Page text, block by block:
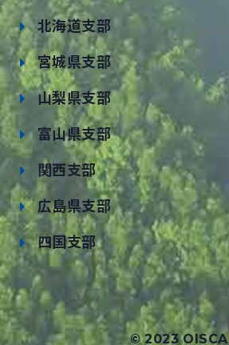
北海道支部
宮城県支部
山梨県支部
富山県支部
関西支部
広島県支部
四国支部
© 2023 OISCA